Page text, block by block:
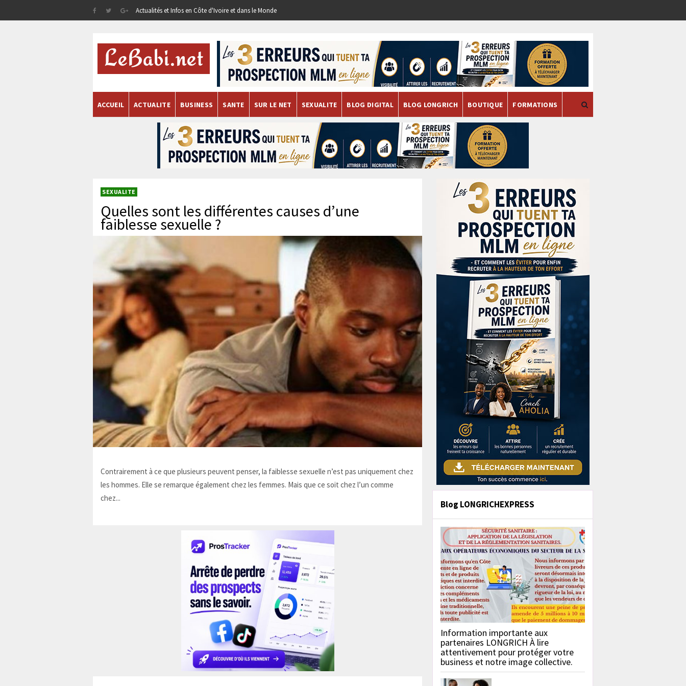
Actualités et Infos en Côte d'Ivoire et dans le Monde
ACCUEIL ACTUALITE BUSINESS SANTE SUR LE NET SEXUALITE BLOG DIGITAL BLOG LONGRICH BOUTIQUE FORMATIONS
SEXUALITE
Quelles sont les différentes causes d’une
faiblesse sexuelle ?
Contrairement à ce que plusieurs peuvent penser, la faiblesse sexuelle n’est pas uniquement chez
les hommes. Elle se remarque également chez les femmes. Mais que ce soit chez l’un comme
chez...
Blog LONGRICHEXPRESS
Information importante aux
partenaires LONGRICH À lire
attentivement pour protéger votre
business et notre image collective.